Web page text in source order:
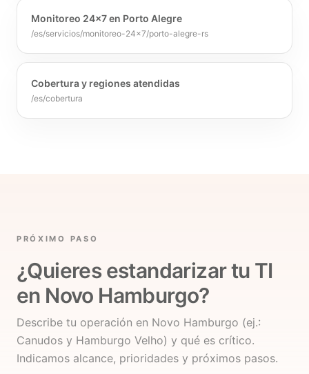
Monitoreo 24x7 en Porto Alegre
/es/servicios/monitoreo-24x7/porto-alegre-rs
Cobertura y regiones atendidas
/es/cobertura
PRÓXIMO PASO
¿Quieres estandarizar tu TI
en Novo Hamburgo?
Describe tu operación en Novo Hamburgo (ej.:
Canudos y Hamburgo Velho) y qué es crítico.
Indicamos alcance, prioridades y próximos pasos.